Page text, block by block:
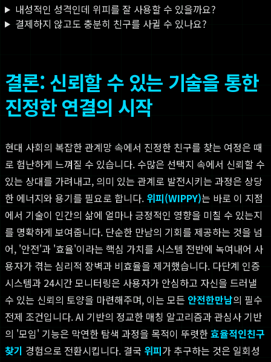
내성적인 성격인데 위피를 잘 사용할 수 있을까요?
결제하지 않고도 충분히 친구를 사귈 수 있나요?
결론: 신뢰할 수 있는 기술을 통한
진정한 연결의 시작
현대 사회의 복잡한 관계망 속에서 진정한 친구를 찾는 여정은 때
로 험난하게 느껴질 수 있습니다. 수많은 선택지 속에서 신뢰할 수
있는 상대를 가려내고, 의미 있는 관계로 발전시키는 과정은 상당
한 에너지와 용기를 필요로 합니다. 위피(WIPPY)는 바로 이 지점
에서 기술이 인간의 삶에 얼마나 긍정적인 영향을 미칠 수 있는지
를 명확하게 보여줍니다. 단순한 만남의 기회를 제공하는 것을 넘
어, '안전'과 '효율'이라는 핵심 가치를 시스템 전반에 녹여내어 사
용자가 겪는 심리적 장벽과 비효율을 제거했습니다. 다단계 인증
시스템과 24시간 모니터링은 사용자가 안심하고 자신을 드러낼
수 있는 신뢰의 토양을 마련해주며, 이는 모든 안전한만남의 필수
전제 조건입니다. AI 기반의 정교한 매칭 알고리즘과 관심사 기반
의 '모임' 기능은 막연한 탐색 과정을 목적이 뚜렷한효율적인친구
찾기 경험으로 전환시킵니다. 결국 위피가 추구하는 것은 일회성